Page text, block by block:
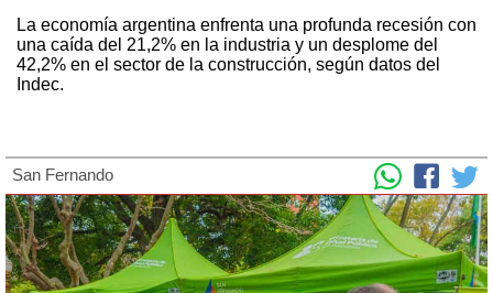
La economía argentina enfrenta una profunda recesión con
una caída del 21,2% en la industria y un desplome del
42,2% en el sector de la construcción, según datos del
Indec.
San Fernando